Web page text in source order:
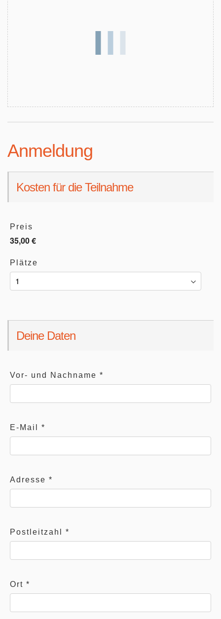
Anmeldung
Kosten für die Teilnahme
Preis
35,00 €
Plätze
Deine Daten
Vor- und Nachname *
E-Mail *
Adresse *
Postleitzahl *
Ort *